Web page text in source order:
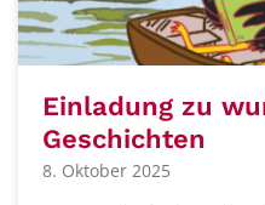
Einladung zu
Geschichten
8. Oktober 2025